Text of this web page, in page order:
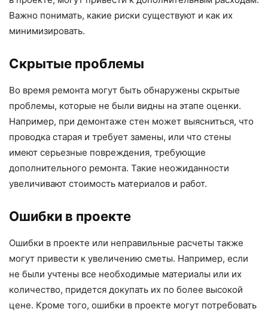
Важно понимать, какие риски существуют и как их
минимизировать.
Скрытые проблемы
Во время ремонта могут быть обнаружены скрытые
проблемы, которые не были видны на этапе оценки.
Например, при демонтаже стен может выясниться, что
проводка старая и требует замены, или что стены
имеют серьезные повреждения, требующие
дополнительного ремонта. Такие неожиданности
увеличивают стоимость материалов и работ.
Ошибки в проекте
Ошибки в проекте или неправильные расчеты также
могут привести к увеличению сметы. Например, если
не были учтены все необходимые материалы или их
количество, придется докупать их по более высокой
цене. Кроме того, ошибки в проекте могут потребовать